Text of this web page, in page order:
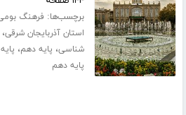
برچسب‌ها: فرهنگ
استان آذربایجان شرقی
شناسی، پایه دهم،
پایه دهم